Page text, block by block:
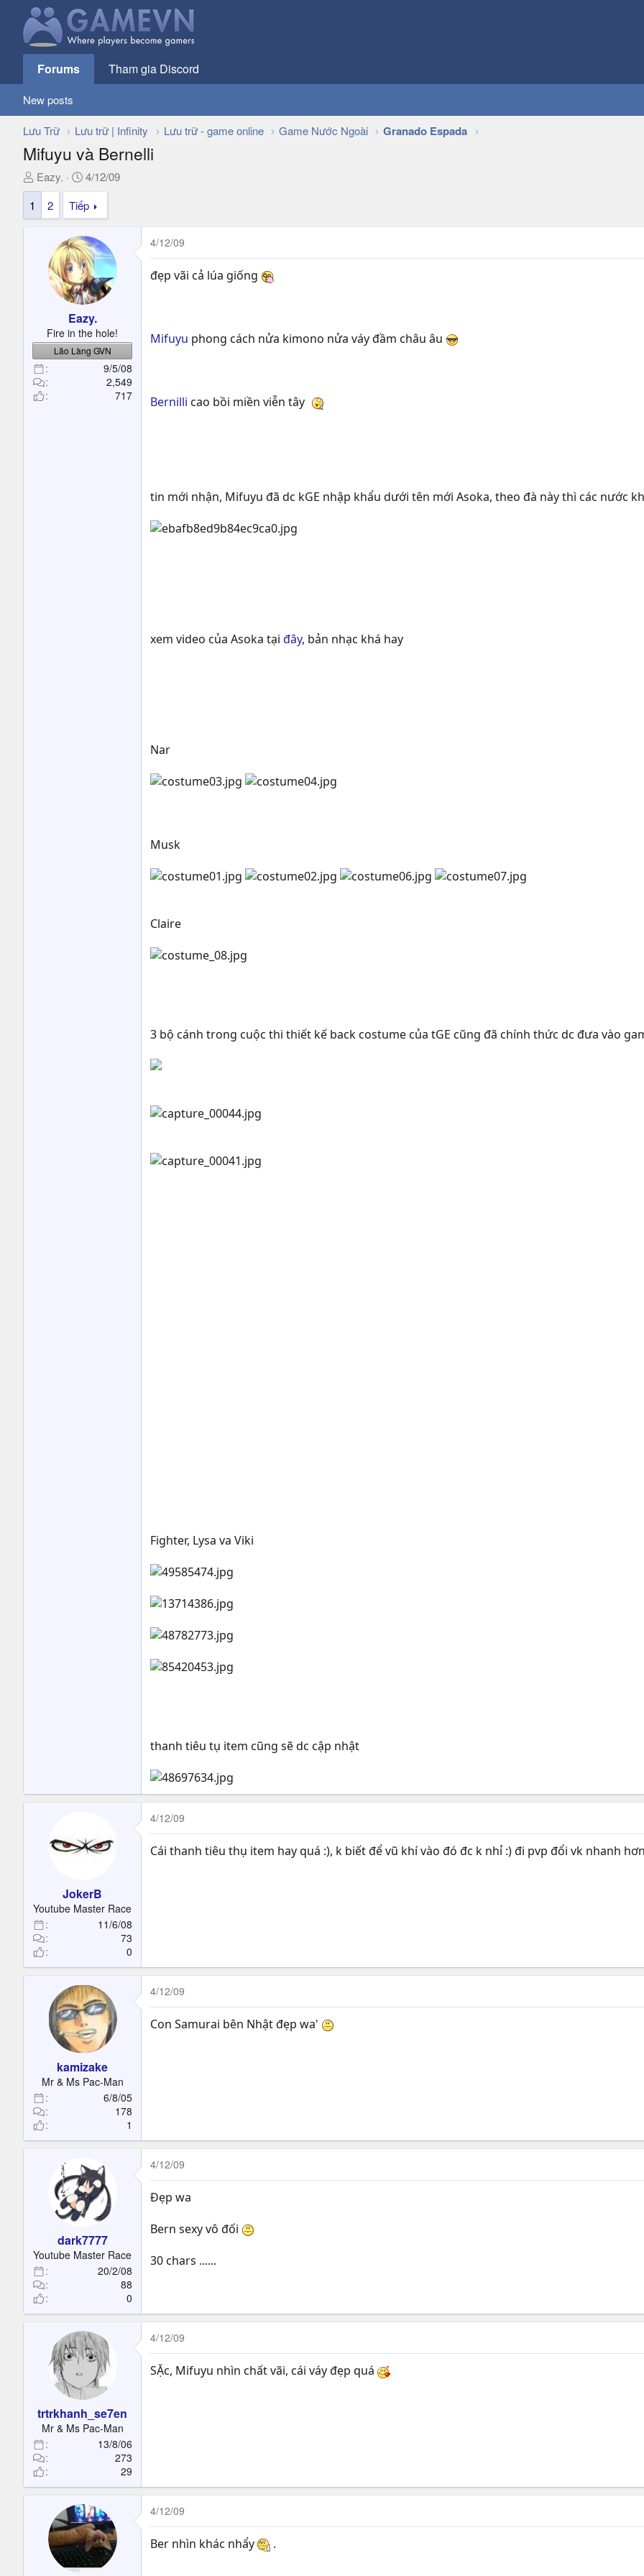
Forums Tham gia Discord
New posts
Lưu Trữ Lưu trữ | Infinity Lưu trữ - game online Game Nước Ngoài Granado Espada
Mifuyu và Bernelli
T
h
e
e
r
Eazy.
N
g
à
y
g
ử
i
4/12/09
1
2 Tiếp
Eazy.
Fire in the hole!
Lão Làng GVN
9/5/08
2,549
717
4/12/09
đẹp vãi cả lúa giống
Mifuyu phong cách nửa kimono nửa váy đầm châu âu
Bernilli cao bồi miền viễn tây
tin mới nhận, Mifuyu đã dc kGE nhập khẩu dưới tên mới Asoka, theo đà này thì các nước
xem video của Asoka tại đây, bản nhạc khá hay
Nar
Musk
Claire
3 bộ cánh trong cuộc thi thiết kế back costume của tGE cũng đã chính thức dc đưa vào
Fighter, Lysa va Viki
thanh tiêu tụ item cũng sẽ dc cập nhật
JokerB
Youtube Master Race
11/6/08
73
0
4/12/09
Cái thanh tiêu thụ item hay quá :), k biết để vũ khí vào đó đc k nhỉ :) đi pvp đổi vk nhanh
kamizake
Mr & Ms Pac-Man
6/8/05
178
1
4/12/09
Con Samurai bên Nhật đẹp wa'
dark7777
Youtube Master Race
20/2/08
88
0
4/12/09
Đẹp wa
Bern sexy vô đối
30 chars ......
trtrkhanh_se7en
Mr & Ms Pac-Man
13/8/06
273
29
4/12/09
SẶc, Mifuyu nhìn chất vãi, cái váy đẹp quá
4/12/09
Ber nhìn khác nhẩy .